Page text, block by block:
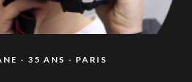
- 35 ANS - PARIS